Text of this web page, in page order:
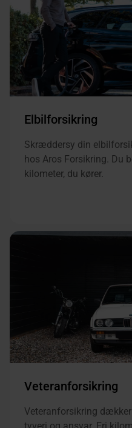
Elbilforsikring
Skræddersy din
hos Aros Forsikring. Du
kilometer, du kører.
Veteranforsikring
Veteranforsikring